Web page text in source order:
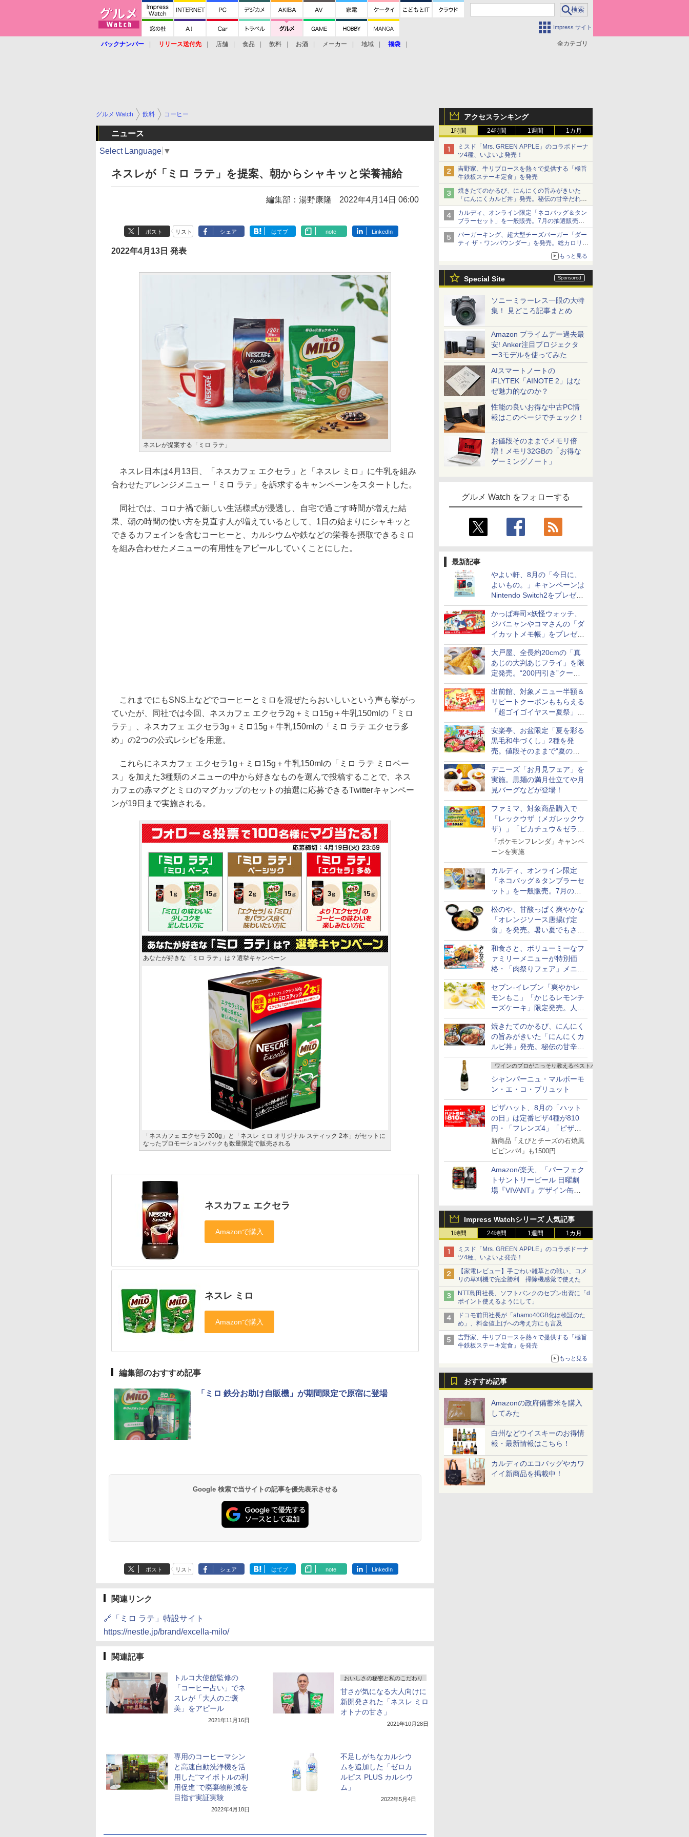
Impress サイト
全カテゴリ
バックナンバー リリース送付先 店舗 食品 飲料 お酒 メーカー 地域 福袋
アクセスランキング
1時間 24時間 1週間 1カ月
ミスド「Mrs. GREEN APPLE」のコラボドーナ
ツ4種、いよいよ発売！
吉野家、牛リブロースを熱々で提供する「極旨
牛鉄板ステーキ定食」を発売
焼きたてのかるび、にんにくの旨みがきいた
「にんにくカルビ丼」発売。秘伝の甘辛だれを
絡めた「豚カルビ丼」も復活
カルディ、オンライン限定「ネコバッグ＆タン
ブラーセット」を一般販売。7月の抽選販売の
当選無効分
バーガーキング、超大型チーズバーガー「ダー
ティ ザ・ワンパウンダー」を発売。総カロリー
もっと見る
Special Site
ソニーミラーレス一眼の大特
集！ 見どころ記事まとめ
Amazon プライムデー過去最
安! Anker注目プロジェクタ
ー3モデルを使ってみた
AIスマートノートの
iFLYTEK「AINOTE 2」はな
ぜ魅力的なのか？
性能の良いお得な中古PC情
報はこのページでチェック！
お値段そのままでメモリ倍
増！メモリ32GBの「お得な
ゲーミングノート」
グルメ Watch をフォローする
最新記事
やよい軒、8月の「今日に、
よいもの。」キャンペーンは
Nintendo Switch2をプレゼン
ト
かっぱ寿司×妖怪ウォッチ、
ジバニャンやコマさんの「ダ
イカットメモ帳」をプレゼン
ト
大戸屋、全長約20cmの「真
あじの大判あじフライ」を限
定発売。“200円引き”クーポ
ンも配信
出前館、対象メニュー半額＆
リピートクーポンももらえる
「超ゴイゴイヤスー夏祭」を
実施
安楽亭、お盆限定「夏を彩る
黒毛和牛づくし」2種を発
売。値段そのままで“夏の巻
き野菜”付き
デニーズ「お月見フェア」を
実施。黒麺の満月仕立てや月
見バーグなどが登場！
ファミマ、対象商品購入で
「レックウザ（メガレックウ
ザ）」「ピカチュウ＆ゼラオ
ラ」のフレンダピックがもら
える！
「ポケモンフレンダ」キャンペ
ーンを実施
カルディ、オンライン限定
「ネコバッグ＆タンブラーセ
ット」を一般販売。7月の抽
選販売の当選無効分
松のや、甘酸っぱく爽やかな
「オレンジソース唐揚げ定
食」を発売。暑い夏でもさっ
ぱり！
和食さと、ボリューミーなフ
ァミリーメニューが特別価
格・「肉祭りフェア」メニュ
ーがテイクアウトに登場
セブン-イレブン「爽やかレ
モンもこ」「かじるレモンチ
ーズケーキ」限定発売。人気
シリーズから夏限定の味わい
が登場
焼きたてのかるび、にんにく
の旨みがきいた「にんにくカ
ルビ丼」発売。秘伝の甘辛だ
れを絡めた「豚カルビ丼」も
復活
ワインのプロがこっそり教えるベストバイ
シャンパーニュ・マルボーモ
ン・エ・コ・ブリュット
ピザハット、8月の「ハット
の日」は定番ピザ4種が810
円・「フレンズ4」「ピザハ
ット・ベスト4」値下げ
新商品「えびとチーズの石焼風
ビビンバ4」も1500円
Amazon/楽天、「パーフェク
トサントリービール 日曜劇
場『VIVANT』デザイン缶」
Impress Watchシリーズ 人気記事
1時間 24時間 1週間 1カ月
ミスド「Mrs. GREEN APPLE」のコラボドーナ
ツ4種、いよいよ発売！
【家電レビュー】手ごわい雑草との戦い、コメ
リの草刈機で完全勝利 掃除機感覚で使えた
NTT島田社長、ソフトバンクのセブン出資に「d
ポイント使えるようにして」
ドコモ前田社長が「ahamo40GB化は検証のた
め」、料金値上げへの考え方にも言及
吉野家、牛リブロースを熱々で提供する「極旨
牛鉄板ステーキ定食」を発売
もっと見る
おすすめ記事
Amazonの政府備蓄米を購入
してみた
白州などウイスキーのお得情
報・最新情報はこちら！
カルディのエコバッグやカワ
イイ新商品を掲載中！
グルメ Watch 飲料 コーヒー
ニュース
Select Language ▼
ネスレが「ミロ ラテ」を提案、朝からシャキッと栄養補給
編集部：湯野康隆 2022年4月14日 06:00
ポスト リスト シェア はてブ note LinkedIn
2022年4月13日 発表
ネスレが提案する「ミロ ラテ」
ネスレ日本は4月13日、「ネスカフェ エクセラ」と「ネスレ ミロ」に牛乳を組み
合わせたアレンジメニュー「ミロ ラテ」を訴求するキャンペーンをスタートした。
同社では、コロナ禍で新しい生活様式が浸透し、自宅で過ごす時間が増えた結
果、朝の時間の使い方を見直す人が増えているとして、1日の始まりにシャキッと
できるカフェインを含むコーヒーと、カルシウムや鉄などの栄養を摂取できるミロ
を組み合わせたメニューの有用性をアピールしていくことにした。
これまでにもSNS上などでコーヒーとミロを混ぜたらおいしいという声も挙がっ
ていたが、同社では今回、ネスカフェ エクセラ2g＋ミロ15g＋牛乳150mlの「ミロ
ラテ」、ネスカフェ エクセラ3g＋ミロ15g＋牛乳150mlの「ミロ ラテ エクセラ多
め」の2つの公式レシピを用意。
これらにネスカフェ エクセラ1g＋ミロ15g＋牛乳150mlの「ミロ ラテ ミロベー
ス」を加えた3種類のメニューの中から好きなものを選んで投稿することで、ネス
カフェの赤マグとミロのマグカップのセットの抽選に応募できるTwitterキャンペー
ンが19日まで実施される。
あなたが好きな「ミロ ラテ」は？選挙キャンペーン
「ネスカフェ エクセラ 200g」と「ネスレ ミロ オリジナル スティック 2本」がセットに
なったプロモーションパックも数量限定で販売される
ネスカフェ エクセラ
ネスレ ミロ
編集部のおすすめ記事
「ミロ 鉄分お助け自販機」が期間限定で原宿に登場
Google 検索で当サイトの記事を優先表示させる
ポスト リスト シェア はてブ note LinkedIn
関連リンク
🔗「ミロ ラテ」特設サイト
https://nestle.jp/brand/excella-milo/
関連記事
トルコ大使館監修の
「コーヒー占い」でネ
スレが「大人のご褒
美」をアピール
2021年11月16日
おいしさの秘密と私のこだわり
甘さが気になる大人向けに
新開発された「ネスレ ミロ
オトナの甘さ」
2021年10月28日
専用のコーヒーマシン
と高速自動洗浄機を活
用した“マイボトルの利
用促進”で廃棄物削減を
目指す実証実験
2022年4月18日
不足しがちなカルシウ
ムを追加した「ゼロカ
ルピス PLUS カルシウ
ム」
2022年5月4日